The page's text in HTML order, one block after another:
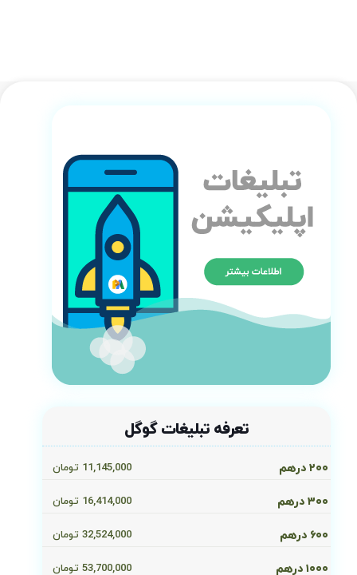
تعرفه تبلیغات گوگل
۲۰۰ درهم 11,145,000 تومان
۳۰۰ درهم 16,414,000 تومان
۶۰۰ درهم 32,524,000 تومان
۱۰۰۰ درهم 53,700,000 تومان